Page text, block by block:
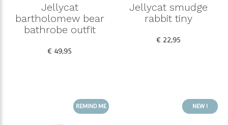
Jellycat
bartholomew bear
bathrobe outfit
€ 49,95
Jellycat smudge
rabbit tiny
€ 22,95
REMIND ME NEW !